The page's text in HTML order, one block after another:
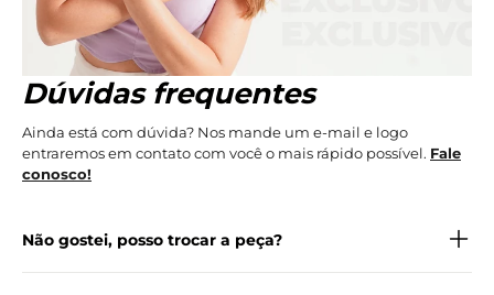
Dúvidas frequentes
Ainda está com dúvida? Nos mande um e-mail e logo
entraremos em contato com você o mais rápido possível. Fale
conosco!
Não gostei, posso trocar a peça?